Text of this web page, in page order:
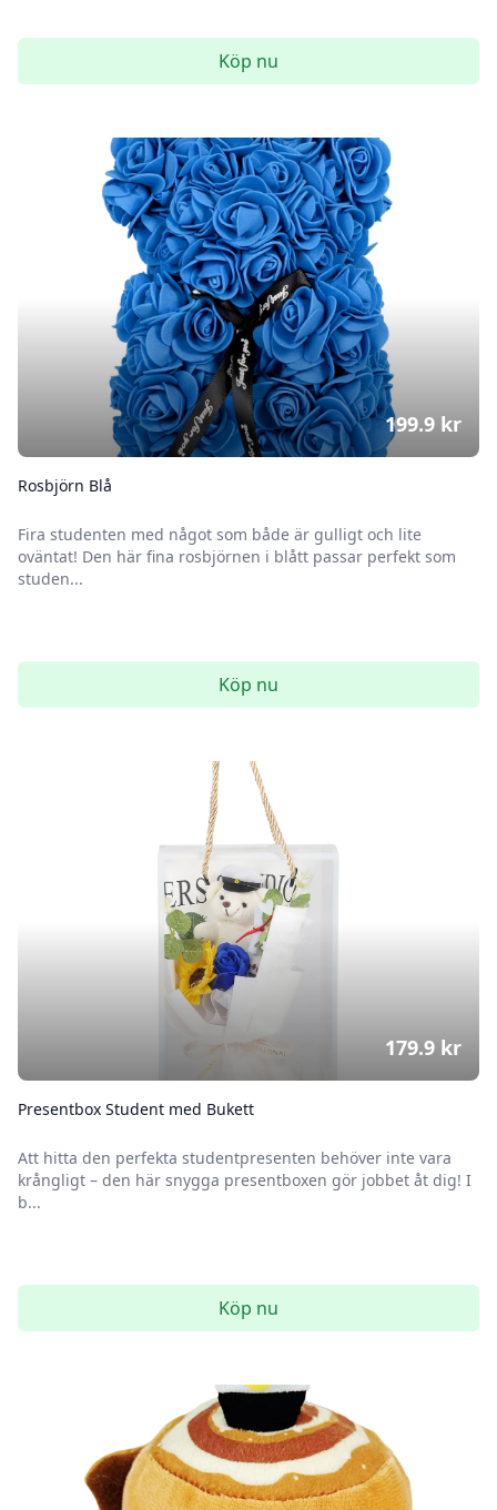
Köp nu
Rosbjörn Blå
Fira studenten med något som både är gulligt och lite
oväntat! Den här fina rosbjörnen i blått passar perfekt som
studen...
199.9 kr
Köp nu
Presentbox Student med Bukett
Att hitta den perfekta studentpresenten behöver inte vara
krångligt – den här snygga presentboxen gör jobbet åt dig! I
b...
179.9 kr
Köp nu